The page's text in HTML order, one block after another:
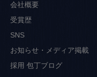
会社概要
受賞歴
SNS
お知らせ・メディア掲載
採用 包丁ブログ